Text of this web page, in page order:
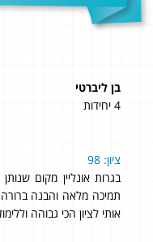
בן ליברטי
4 יחידות
ציון: 98
בגרות אונליין מקום
תמיכה מלאה והבנה ברורה
אותי לציון הכי גבוהה